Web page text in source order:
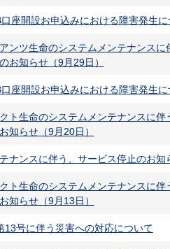
口座開設お申込みにおける障害発生
ンツ生命のシステムメンテナンス
お知らせ（9月29日）
口座開設お申込みにおける障害発生
ト生命のシステムメンテナンスに
知らせ（9月20日）
ナンスに伴う、サービス停止のお
ト生命のシステムメンテナンスに
知らせ（9月13日）
13号に伴う災害への対応について